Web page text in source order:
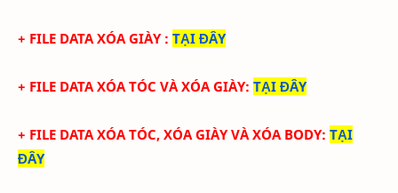
+ FILE DATA XÓA GIÀY : TẠI ĐÂY
+ FILE DATA XÓA TÓC VÀ XÓA GIÀY: TẠI ĐÂY
+ FILE DATA XÓA TÓC, XÓA GIÀY VÀ XÓA BODY: TẠI
ĐÂY